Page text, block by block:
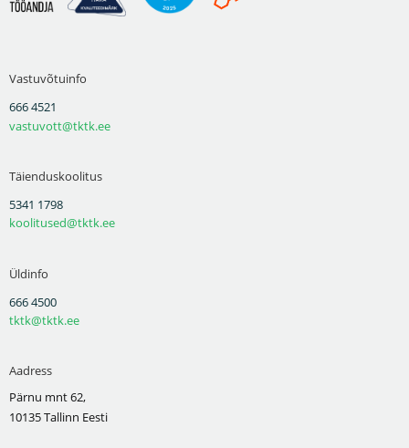
Vastuvõtuinfo
666 4521
vastuvott@tktk.ee
Täienduskoolitus
5341 1798
koolitused@tktk.ee
Üldinfo
666 4500
tktk@tktk.ee
Aadress
Pärnu mnt 62,
10135 Tallinn Eesti